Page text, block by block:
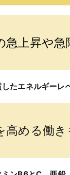
上昇や
たエネルギーレ
める働き